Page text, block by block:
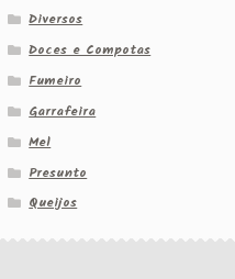
Diversos
Doces e Compotas
Fumeiro
Garrafeira
Mel
Presunto
Queijos